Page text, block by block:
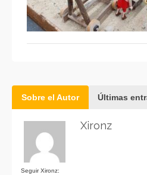
Sobre el Autor Últimas
Seguir Xironz:
Xironz